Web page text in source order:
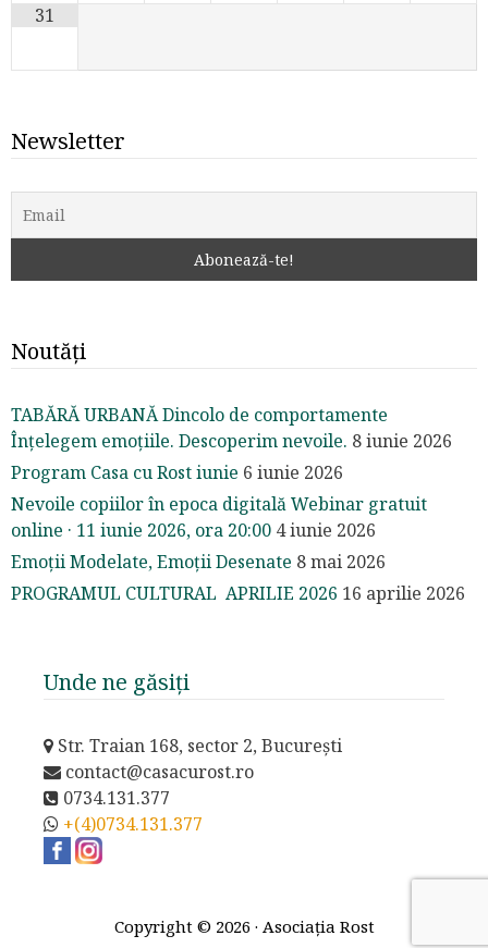
31
Newsletter
Noutăți
TABĂRĂ URBANĂ Dincolo de comportamente
Înțelegem emoțiile. Descoperim nevoile. 8 iunie 2026
Program Casa cu Rost iunie 6 iunie 2026
Nevoile copiilor în epoca digitală Webinar gratuit
online · 11 iunie 2026, ora 20:00 4 iunie 2026
Emoții Modelate, Emoții Desenate 8 mai 2026
PROGRAMUL CULTURAL APRILIE 2026 16 aprilie 2026
Unde ne găsiți
Str. Traian 168, sector 2, București
contact@casacurost.ro
0734.131.377
+(4)0734.131.377
Copyright © 2026 · Asociația Rost